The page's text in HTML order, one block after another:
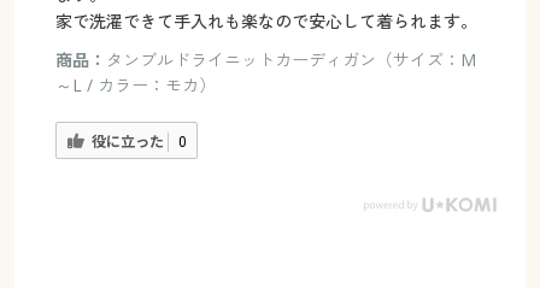
家で洗濯できて手入れも楽なので安心して着られます。
商品： タンブルドライニットカーディガン（サイズ：M
～L / カラー：モカ）
役に立った 0